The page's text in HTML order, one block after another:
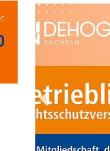
Previous